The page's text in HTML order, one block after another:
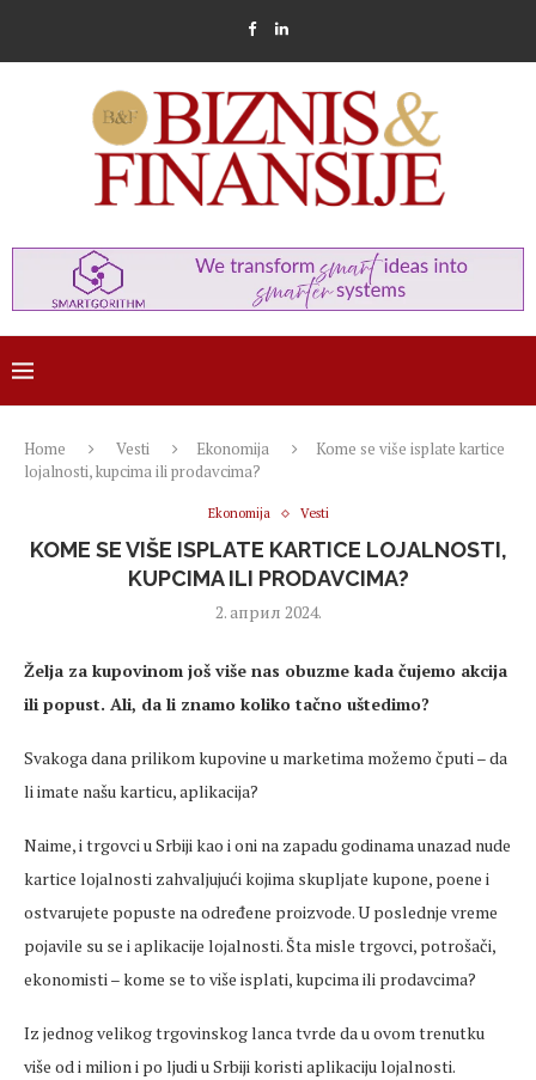
Home Vesti Ekonomija
Kome se više isplate kartice
lojalnosti, kupcima ili prodavcima?
Ekonomija Vesti
KOME SE VIŠE ISPLATE KARTICE LOJALNOSTI,
KUPCIMA ILI PRODAVCIMA?
2. април 2024.
Želja za kupovinom još više nas obuzme kada čujemo akcija
ili popust. Ali, da li znamo koliko tačno uštedimo?
Svakoga dana prilikom kupovine u marketima možemo čputi – da
li imate našu karticu, aplikacija?
Naime, i trgovci u Srbiji kao i oni na zapadu godinama unazad nude
kartice lojalnosti zahvaljujući kojima skupljate kupone, poene i
ostvarujete popuste na određene proizvode. U poslednje vreme
pojavile su se i aplikacije lojalnosti. Šta misle trgovci, potrošači,
ekonomisti – kome se to više isplati, kupcima ili prodavcima?
Iz jednog velikog trgovinskog lanca tvrde da u ovom trenutku
više od i milion i po ljudi u Srbiji koristi aplikaciju lojalnosti.